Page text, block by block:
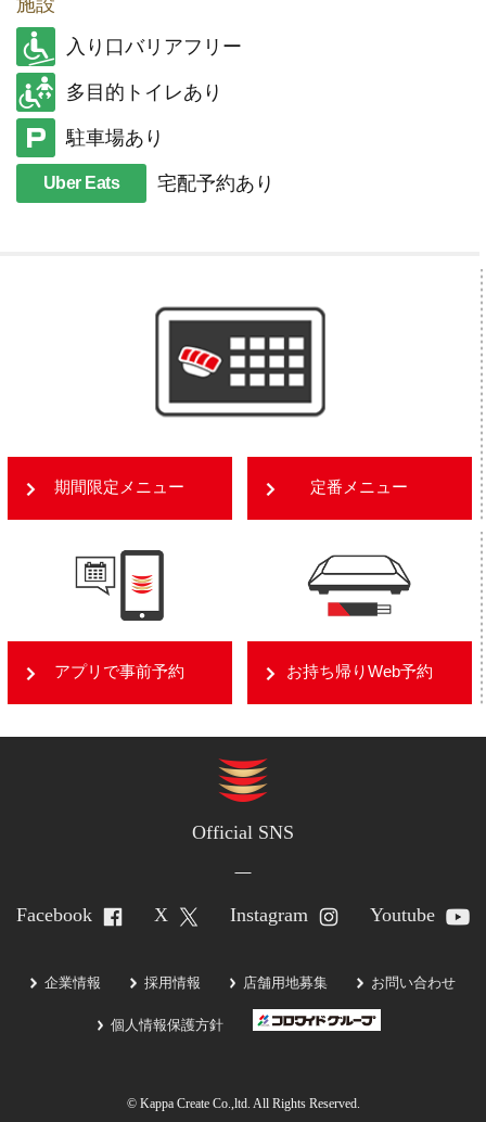
施設
入り口バリアフリー
多目的トイレあり
駐車場あり
Uber Eats 宅配予約あり
期間限定メニュー 定番メニュー
アプリで事前予約 お持ち帰りWeb予約
Official SNS
Facebook X Instagram Youtube
企業情報 採用情報 店舗用地募集 お問い合わせ
個人情報保護方針
© Kappa Create Co.,ltd. All Rights Reserved.